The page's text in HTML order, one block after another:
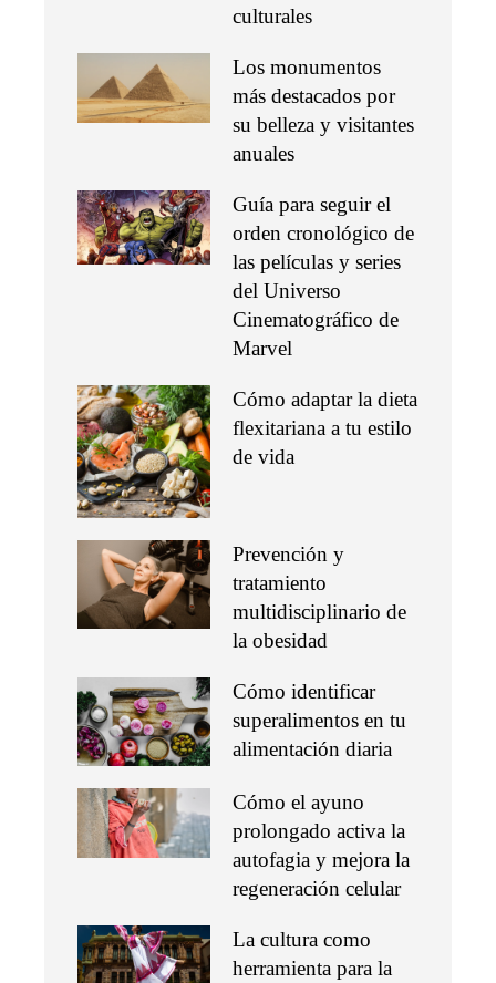
culturales
Los monumentos
más destacados por
su belleza y visitantes
anuales
Guía para seguir el
orden cronológico de
las películas y series
del Universo
Cinematográfico de
Marvel
Cómo adaptar la dieta
flexitariana a tu estilo
de vida
Prevención y
tratamiento
multidisciplinario de
la obesidad
Cómo identificar
superalimentos en tu
alimentación diaria
Cómo el ayuno
prolongado activa la
autofagia y mejora la
regeneración celular
La cultura como
herramienta para la